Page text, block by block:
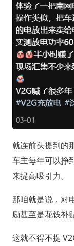
就连前头提到的
车主每年可以挣
来提高吸引力。
那咱就是说，对
励甚至是花钱补
这就不得不提